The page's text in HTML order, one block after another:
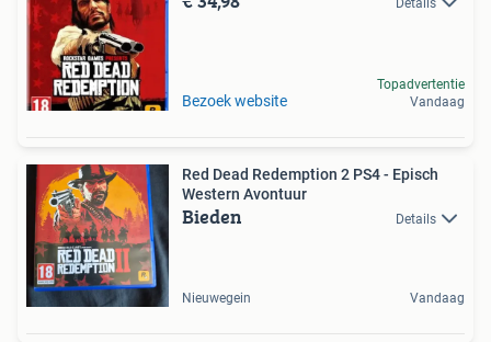
Details
Bezoek website
Topadvertentie
Vandaag
Red Dead Redemption 2 PS4 - Episch
Western Avontuur
Bieden Details
Nieuwegein Vandaag